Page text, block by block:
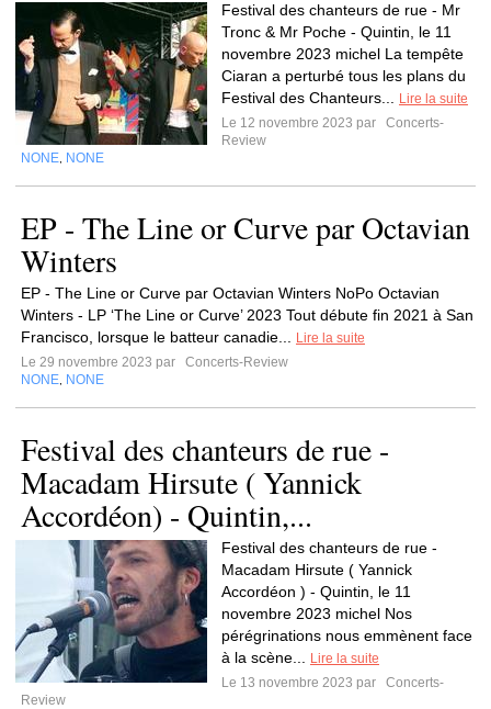
Festival des chanteurs de rue - Mr
Tronc & Mr Poche - Quintin, le 11
novembre 2023 michel La tempête
Ciaran a perturbé tous les plans du
Festival des Chanteurs...
Lire la suite
Le 12 novembre 2023 par
Concerts-
Review
NONE NONE
EP - The Line or Curve par Octavian
Winters
EP - The Line or Curve par Octavian Winters NoPo Octavian
Winters - LP ‘The Line or Curve’ 2023 Tout débute fin 2021 à San
Francisco, lorsque le batteur canadie...
Lire la suite
Le 29 novembre 2023 par
Concerts-Review
NONE NONE
Festival des chanteurs de rue -
Macadam Hirsute ( Yannick
Accordéon) - Quintin,...
Festival des chanteurs de rue -
Macadam Hirsute ( Yannick
Accordéon ) - Quintin, le 11
novembre 2023 michel Nos
pérégrinations nous emmènent face
à la scène...
Lire la suite
Le 13 novembre 2023 par
Concerts-
Review